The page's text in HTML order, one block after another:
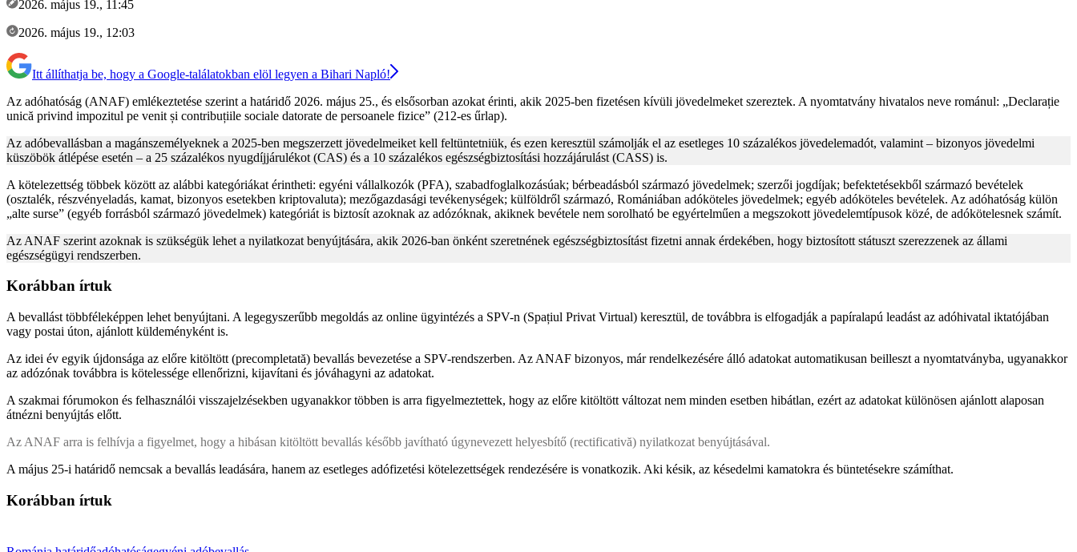
2026. május 19., 11:45
2026. május 19., 12:03
Itt állíthatja be, hogy a Google-találatokban elöl legyen a Bihari Napló!
Az adóhatóság (ANAF) emlékeztetése szerint a határidő 2026. május 25., és elsősorban azokat érinti, akik 2025-ben fizetésen kívüli jövedelmeket szereztek. A nyomtatvány hivatalos neve románul: „Declarație
unică privind impozitul pe venit și contribuțiile sociale datorate de persoanele fizice” (212-es űrlap).
Az adóbevallásban a magánszemélyeknek a 2025-ben megszerzett jövedelmeiket kell feltüntetniük, és ezen keresztül számolják el az esetleges 10 százalékos jövedelemadót, valamint – bizonyos jövedelmi
küszöbök átlépése esetén – a 25 százalékos nyugdíjjárulékot (CAS) és a 10 százalékos egészségbiztosítási hozzájárulást (CASS) is.
A kötelezettség többek között az alábbi kategóriákat érintheti: egyéni vállalkozók (PFA), szabadfoglalkozásúak; bérbeadásból származó jövedelmek; szerzői jogdíjak; befektetésekből származó bevételek
(osztalék, részvényeladás, kamat, bizonyos esetekben kriptovaluta); mezőgazdasági tevékenységek; külföldről származó, Romániában adóköteles jövedelmek; egyéb adóköteles bevételek. Az adóhatóság külön
„alte surse” (egyéb forrásból származó jövedelmek) kategóriát is biztosít azoknak az adózóknak, akiknek bevétele nem sorolható be egyértelműen a megszokott jövedelemtípusok közé, de adókötelesnek számít.
Az ANAF szerint azoknak is szükségük lehet a nyilatkozat benyújtására, akik 2026-ban önként szeretnének egészségbiztosítást fizetni annak érdekében, hogy biztosított státuszt szerezzenek az állami
egészségügyi rendszerben.
Korábban írtuk
A bevallást többféleképpen lehet benyújtani. A legegyszerűbb megoldás az online ügyintézés a SPV-n (Spațiul Privat Virtual) keresztül, de továbbra is elfogadják a papíralapú leadást az adóhivatal iktatójában
vagy postai úton, ajánlott küldeményként is.
Az idei év egyik újdonsága az előre kitöltött (precompletată) bevallás bevezetése a SPV-rendszerben. Az ANAF bizonyos, már rendelkezésére álló adatokat automatikusan beilleszt a nyomtatványba, ugyanakkor
az adózónak továbbra is kötelessége ellenőrizni, kijavítani és jóváhagyni az adatokat.
A szakmai fórumokon és felhasználói visszajelzésekben ugyanakkor többen is arra figyelmeztettek, hogy az előre kitöltött változat nem minden esetben hibátlan, ezért az adatokat különösen ajánlott alaposan
átnézni benyújtás előtt.
Az ANAF arra is felhívja a figyelmet, hogy a hibásan kitöltött bevallás később javítható úgynevezett helyesbítő (rectificativă) nyilatkozat benyújtásával.
A május 25-i határidő nemcsak a bevallás leadására, hanem az esetleges adófizetési kötelezettségek rendezésére is vonatkozik. Aki késik, az késedelmi kamatokra és büntetésekre számíthat.
Korábban írtuk